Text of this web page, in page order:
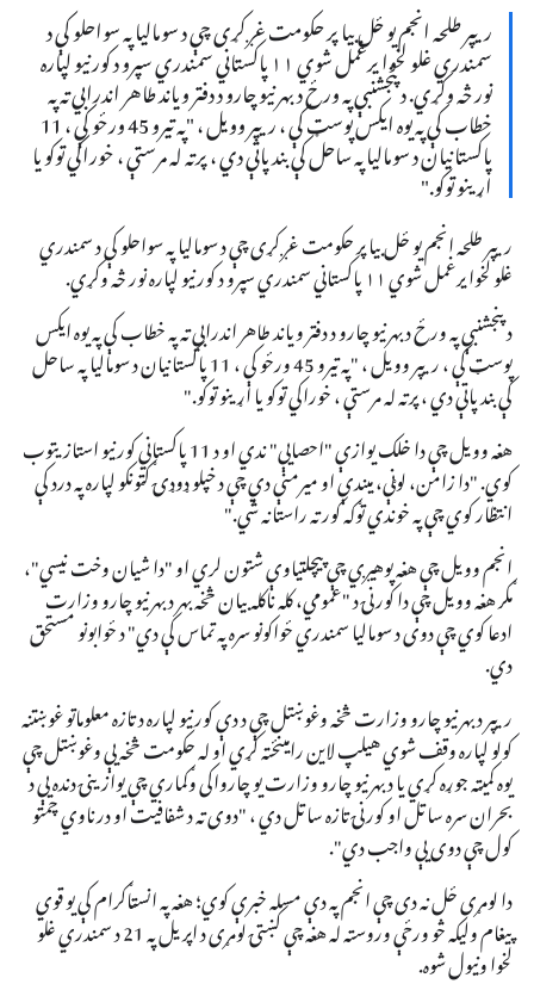
ریپر طلحه انجم یو ځل بیا پر حکومت غږ کړی چې د سومالیا په سواحلو کې د
سمندري غلو لخوا یرغمل شوي ۱۱ پاکستاني سمندري سپرو د کورنیو لپاره
نور څه وکړي. د پنجشنبې په ورځ د بهرنیو چارو د دفتر ویاند طاهر اندرابي ته په
خطاب کې په یوه ایکس پوسټ کې ، ریپر وویل ، "په تیرو 45 ورځو کې ، 11
پاکستانیان د سومالیا په ساحل کې بند پاتې دي ، پرته له مرستې ، خوراکي توکو یا
اړینو توکو."
ریپر طلحه انجم یو ځل بیا پر حکومت غږ کړی چې د سومالیا په سواحلو کې د سمندري
غلو لخوا یرغمل شوي ۱۱ پاکستاني سمندري سپرو د کورنیو لپاره نور څه وکړي.
د پنجشنبې په ورځ د بهرنیو چارو د دفتر ویاند طاهر اندرابي ته په خطاب کې په یوه ایکس
پوسټ کې ، ریپر وویل ، "په تیرو 45 ورځو کې ، 11 پاکستانیان د سومالیا په ساحل
کې بند پاتې دي ، پرته له مرستې ، خوراکي توکو یا اړینو توکو."
هغه وویل چې دا خلک یوازې "احصایې" ندي او د 11 پاکستاني کورنیو استازیتوب
کوي. "دا زامن، لوڼې، میندې او میرمنې دي چې د خپلو ډوډۍ ګټونکو لپاره په درد کې
انتظار کوي چې په خوندي توګه کور ته راستانه شي."
انجم وویل چې هغه پوهیږي چې پیچلتیاوې شتون لري او "دا شیان وخت نیسي"،
مګر هغه وویل چې دا کورنۍ د "عمومي، کله ناکله بیان څخه بهر د بهرنیو چارو وزارت
ادعا کوي چې دوی د سومالیا سمندري ځواکونو سره په تماس کې دي" د ځوابونو مستحق
دي.
ریپر د بهرنیو چارو وزارت څخه وغوښتل چې د دې کورنیو لپاره د تازه معلوماتو غوښتنه
کولو لپاره وقف شوي هیلپ لاین رامینځته کړي او له حکومت څخه یې وغوښتل چې
یوه کمیټه جوړه کړي یا د بهرنیو چارو وزارت یو چارواکی وګماري چې یوازینۍ دنده یې د
بحران سره ساتل او کورنۍ تازه ساتل دي ، "دوی ته د شفافیت او درناوي چمتو
کول چې دوی یې واجب دي".
دا لومړی ځل نه دی چې انجم په دې مسله خبرې کوي؛ هغه په ​​انسټاګرام کې یو قوي
پیغام ولیکه څو ورځې وروسته له هغه چې کښتۍ لومړی د اپریل په 21 د سمندري غلو
لخوا ونیول شوه.